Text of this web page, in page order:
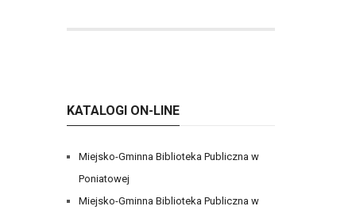
KATALOGI ON-LINE
Miejsko-Gminna Biblioteka Publiczna w
Poniatowej
Miejsko-Gminna Biblioteka Publiczna w